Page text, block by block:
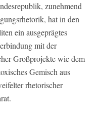
zunehmend
hat in den
ein ausgeprägtes
mit der
Großprojekte wie dem
Gemisch aus
rhetorischer